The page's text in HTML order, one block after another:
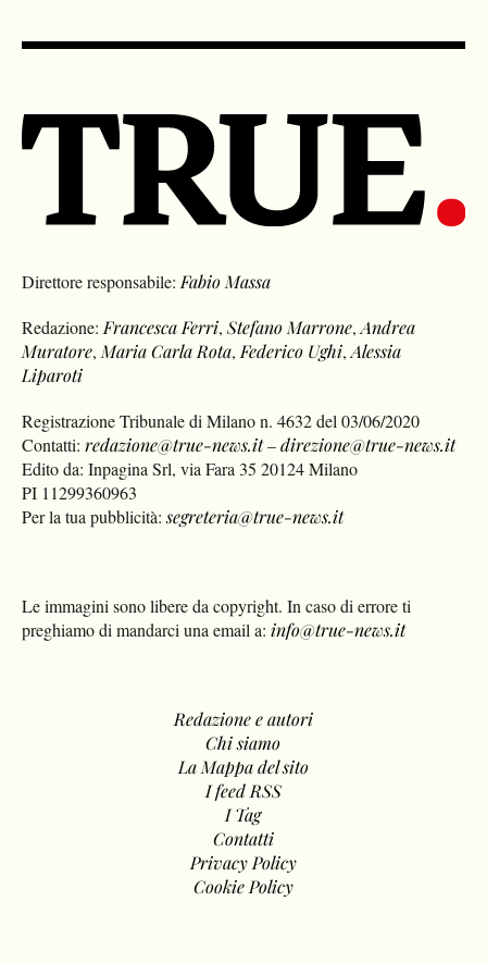
Direttore responsabile: Fabio Massa
Redazione: Francesca Ferri,Stefano Marrone,Andrea
Muratore, Maria Carla Rota, Federico Ughi,Alessia
Liparoti
Registrazione Tribunale di Milano n. 4632 del 03/06/2020
Contatti:redazione@true-news.it–direzione@true-news.it
Edito da: Inpagina Srl, via Fara 35 20124 Milano
PI 11299360963
Per la tua pubblicità:segreteria@true-news.it
Le immagini sono libere da copyright. In caso di errore ti
preghiamo di mandarci una email a: info@true-news.it
Redazione e autori
Chi siamo
La Mappa del sito
I feed RSS
I Tag
Contatti
Privacy Policy
Cookie Policy